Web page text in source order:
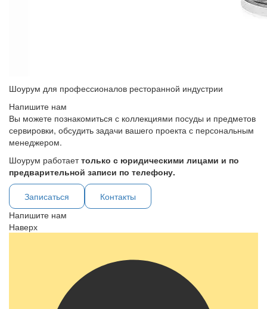
Шоурум для профессионалов ресторанной индустрии
Напишите нам
Вы можете познакомиться с коллекциями посуды и предметов
сервировки, обсудить задачи вашего проекта с персональным
менеджером.
Шоурум работаеттолько с юридическими лицами и по
предварительной записи по телефону.
Записаться
Контакты
Напишите нам
Наверх